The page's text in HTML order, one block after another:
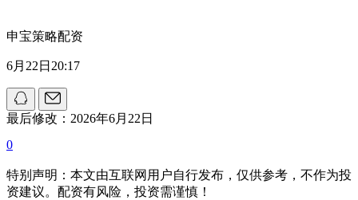
申宝策略配资
6月22日20:17
最后修改：2026年6月22日
0
特别声明：本文由互联网用户自行发布，仅供参考，不作为投
资建议。配资有风险，投资需谨慎！